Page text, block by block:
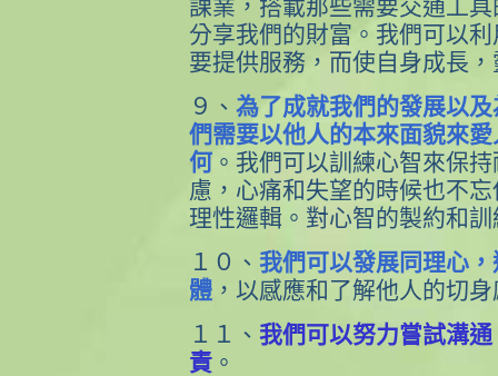
課業，搭載那些需要交通工
分享我們的財富。我們可以
要提供服務，而使自身成長
９、 為了成就我們的發展以
們需要以他人的本來面貌來
何 。我們可以訓練心智來保
慮，心痛和失望的時候也不
理性邏輯。對心智的製約和
１０、 我們可以發展同理心
體 ，以感應和了解他人的切
１１、 我們可以努力嘗試溝
責 。